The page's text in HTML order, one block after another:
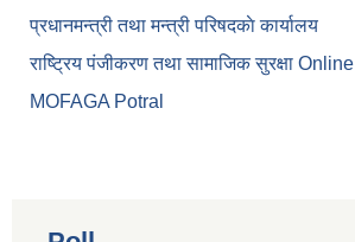
प्रधानमन्त्री तथा मन्त्री परिषदकाे कार्यालय
राष्ट्रिय पंजीकरण तथा सामाजिक सुरक्षा Online
MOFAGA Potral